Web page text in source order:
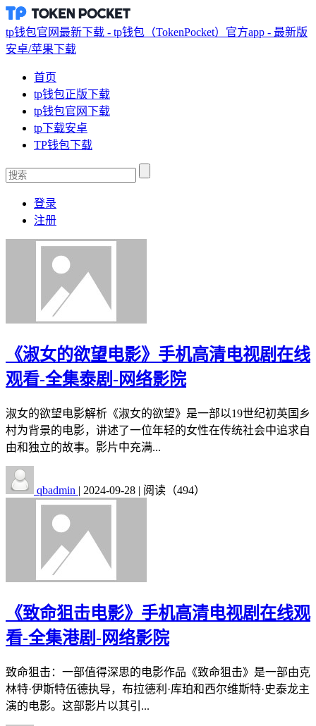
tp钱包官网最新下载 - tp钱包（TokenPocket）官方app - 最新版
安卓/苹果下载
首页
tp钱包正版下载
tp钱包官网下载
tp下载安卓
TP钱包下载
登录
注册
《淑女的欲望电影》手机高清电视剧在线
观看-全集泰剧-网络影院
淑女的欲望电影解析《淑女的欲望》是一部以19世纪初英国乡
村为背景的电影，讲述了一位年轻的女性在传统社会中追求自
由和独立的故事。影片中充满...
qbadmin | 2024-09-28 | 阅读（494）
《致命狙击电影》手机高清电视剧在线观
看-全集港剧-网络影院
致命狙击：一部值得深思的电影作品《致命狙击》是一部由克
林特·伊斯特伍德执导，布拉德利·库珀和西尔维斯特·史泰龙主
演的电影。这部影片以其引...